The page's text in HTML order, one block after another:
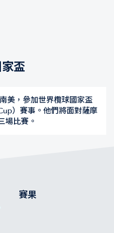
盃
美，參加世界欖球國家盃
）賽事。他們將面對薩摩
場比賽。
賽果